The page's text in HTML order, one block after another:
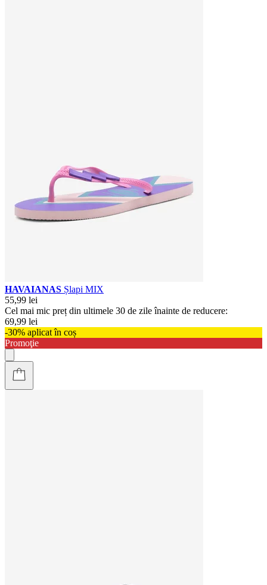
HAVAIANAS Șlapi MIX
55,99 lei
Cel mai mic preț din ultimele 30 de zile înainte de reducere:
69,99 lei
-30% aplicat în coș
Promoţie